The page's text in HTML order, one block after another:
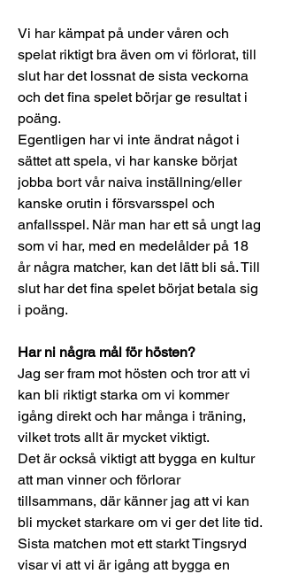
Vi har kämpat på under våren och
spelat riktigt bra även om vi förlorat, till
slut har det lossnat de sista veckorna
och det fina spelet börjar ge resultat i
poäng.
Egentligen har vi inte ändrat något i
sättet att spela, vi har kanske börjat
jobba bort vår naiva inställning/eller
kanske orutin i försvarsspel och
anfallsspel. När man har ett så ungt lag
som vi har, med en medelålder på 18
år några matcher, kan det lätt bli så. Till
slut har det fina spelet börjat betala sig
i poäng.
Har ni några mål för hösten?
Jag ser fram mot hösten och tror att vi
kan bli riktigt starka om vi kommer
igång direkt och har många i träning,
vilket trots allt är mycket viktigt.
Det är också viktigt att bygga en kultur
att man vinner och förlorar
tillsammans, där känner jag att vi kan
bli mycket starkare om vi ger det lite tid.
Sista matchen mot ett starkt Tingsryd
visar vi att vi är igång att bygga en